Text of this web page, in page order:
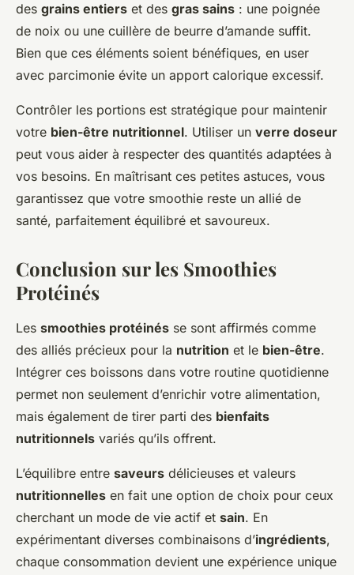
des grains entiers et des gras sains : une poignée
de noix ou une cuillère de beurre d’amande suffit.
Bien que ces éléments soient bénéfiques, en user
avec parcimonie évite un apport calorique excessif.
Contrôler les portions est stratégique pour maintenir
votre bien-être nutritionnel. Utiliser un verre doseur
peut vous aider à respecter des quantités adaptées à
vos besoins. En maîtrisant ces petites astuces, vous
garantissez que votre smoothie reste un allié de
santé, parfaitement équilibré et savoureux.
Conclusion sur les Smoothies
Protéinés
Les smoothies protéinés se sont affirmés comme
des alliés précieux pour la nutrition et le bien-être.
Intégrer ces boissons dans votre routine quotidienne
permet non seulement d’enrichir votre alimentation,
mais également de tirer parti des bienfaits
nutritionnels variés qu’ils offrent.
L’équilibre entre saveurs délicieuses et valeurs
nutritionnelles en fait une option de choix pour ceux
cherchant un mode de vie actif et sain. En
expérimentant diverses combinaisons d’ingrédients,
chaque consommation devient une expérience unique